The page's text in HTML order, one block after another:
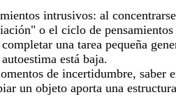
intrusivos: al
o el ciclo de
una tarea pequeña
está baja.
de incertidumbre, saber
un objeto aporta una